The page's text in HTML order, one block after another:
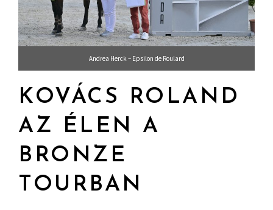
Andrea Herck – Epsilon de Roulard
KOVÁCS ROLAND
AZ ÉLEN A
BRONZE
TOURBAN